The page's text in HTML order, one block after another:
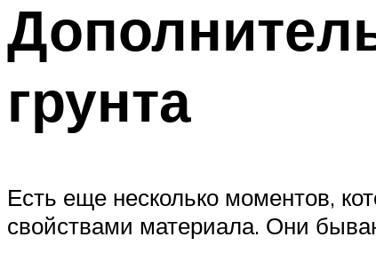
грунта
Есть еще несколько моментов,
свойствами материала. Они